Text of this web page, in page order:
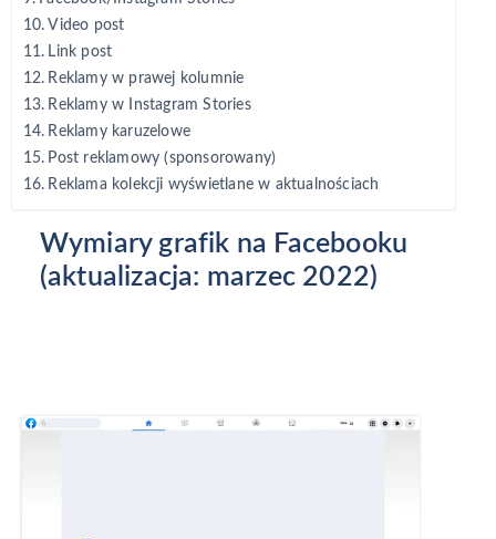
Video post
Link post
Reklamy w prawej kolumnie
Reklamy w Instagram Stories
Reklamy karuzelowe
Post reklamowy (sponsorowany)
Reklama kolekcji wyświetlane w aktualnościach
Wymiary grafik na Facebooku
(aktualizacja: marzec 2022)